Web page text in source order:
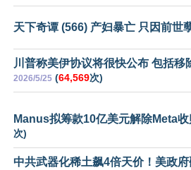
天下奇谭 (566) 产妇暴亡 只因前世
川普称美伊协议将很快公布 包括移
2026/5/25 (64,569次)
Manus拟筹款10亿美元解除Meta
次)
中共武器化稀土飙4倍天价！美政